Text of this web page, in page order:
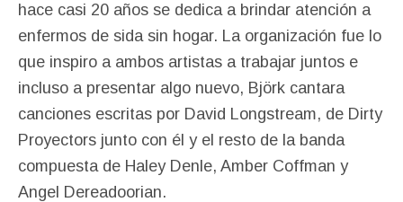
hace casi 20 años se dedica a brindar atención a
enfermos de sida sin hogar. La organización fue lo
que inspiro a ambos artistas a trabajar juntos e
incluso a presentar algo nuevo, Björk cantara
canciones escritas por David Longstream, de Dirty
Proyectors junto con él y el resto de la banda
compuesta de Haley Denle, Amber Coffman y
Angel Dereadoorian.